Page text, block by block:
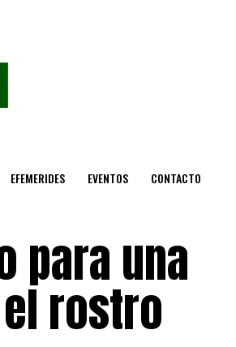
EFEMERIDES EVENTOS CONTACTO
para una
rostro